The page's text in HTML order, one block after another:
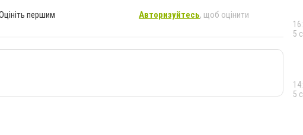
першим Авторизуйтесь, щоб оцінити
5
5